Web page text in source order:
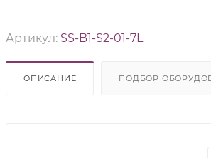
Артикул: SS-B1-S2-01-7L
ОПИСАНИЕ ПОДБОР